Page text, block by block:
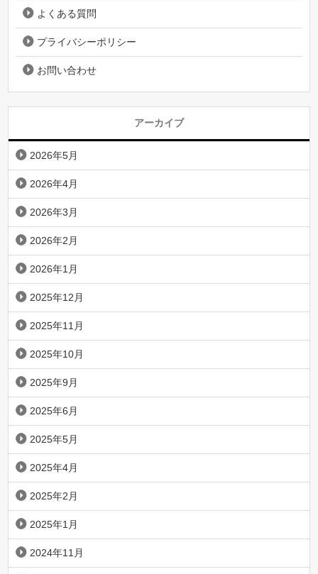
よくある質問
プライバシーポリシー
お問い合わせ
アーカイブ
2026年5月
2026年4月
2026年3月
2026年2月
2026年1月
2025年12月
2025年11月
2025年10月
2025年9月
2025年6月
2025年5月
2025年4月
2025年2月
2025年1月
2024年11月